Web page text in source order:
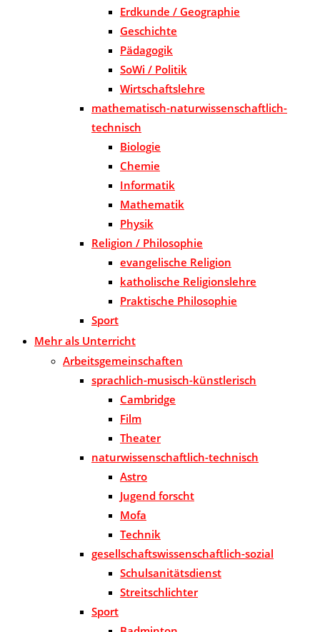
Erdkunde / Geographie
Geschichte
Pädagogik
SoWi / Politik
Wirtschaftslehre
mathematisch-naturwissenschaftlich-
technisch
Biologie
Chemie
Informatik
Mathematik
Physik
Religion / Philosophie
evangelische Religion
katholische Religionslehre
Praktische Philosophie
Sport
Mehr als Unterricht
Arbeitsgemeinschaften
sprachlich-musisch-künstlerisch
Cambridge
Film
Theater
naturwissenschaftlich-technisch
Astro
Jugend forscht
Mofa
Technik
gesellschaftswissenschaftlich-sozial
Schulsanitätsdienst
Streitschlichter
Sport